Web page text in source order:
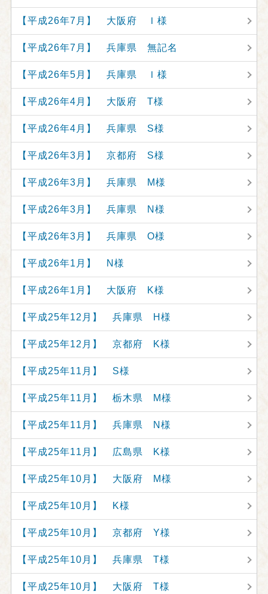
【平成26年7月】 大阪府 Ｉ様
【平成26年7月】 兵庫県 無記名
【平成26年5月】 兵庫県 Ｉ様
【平成26年4月】 大阪府 T様
【平成26年4月】 兵庫県 S様
【平成26年3月】 京都府 S様
【平成26年3月】 兵庫県 M様
【平成26年3月】 兵庫県 N様
【平成26年3月】 兵庫県 O様
【平成26年1月】 N様
【平成26年1月】 大阪府 K様
【平成25年12月】 兵庫県 H様
【平成25年12月】 京都府 K様
【平成25年11月】 S様
【平成25年11月】 栃木県 M様
【平成25年11月】 兵庫県 N様
【平成25年11月】 広島県 K様
【平成25年10月】 大阪府 M様
【平成25年10月】 K様
【平成25年10月】 京都府 Y様
【平成25年10月】 兵庫県 T様
【平成25年10月】 大阪府 T様